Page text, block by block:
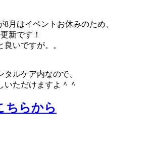
月はイベントお休みのため、
新です！
いですが。。
ルケア内なので、
いただけますよ＾＾
ちらから